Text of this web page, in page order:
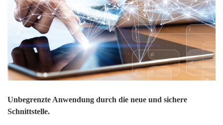
Unbegrenzte Anwendung durch die neue und sichere
Schnittstelle.